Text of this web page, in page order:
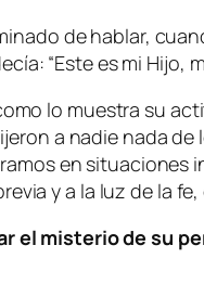
de hablar,
“Este es mi Hijo,
lo muestra su
a nadie nada de
en situaciones
y a la luz de la
el misterio de su